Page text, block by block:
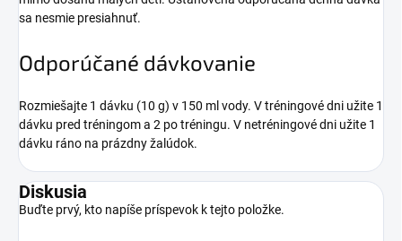
sa nesmie presiahnuť.
Odporúčané dávkovanie
Rozmiešajte 1 dávku (10 g) v 150 ml vody. V tréningové dni užite 1
dávku pred tréningom a 2 po tréningu. V netréningové dni užite 1
dávku ráno na prázdny žalúdok.
Diskusia
Buďte prvý, kto napíše príspevok k tejto položke.